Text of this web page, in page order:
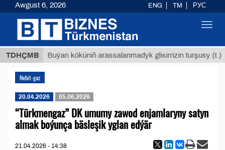
TDHÇMB
ТМТ Buýan köküniň arassalanmadyk glisirrizin turşusy (t.)
Nebit-gaz
20.04.2026 05.06.2026
“Türkmengaz” DK umumy zawod enjamlaryny satyn
almak boýunça bäsleşik yglan edýär
21.04.2026 - 14:38
Awgust 6, 2026 ENG TM РУС